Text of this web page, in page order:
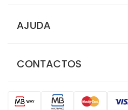
AJUDA
CONTACTOS